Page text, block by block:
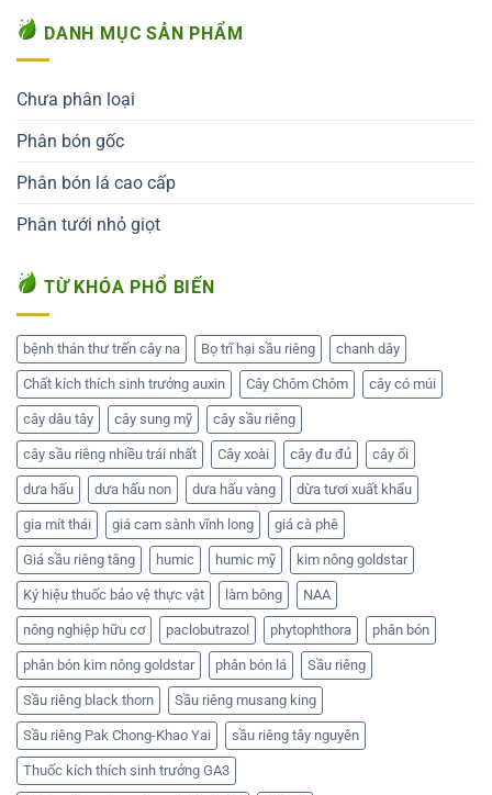
DANH MỤC SẢN PHẨM
Chưa phân loại
Phân bón gốc
Phân bón lá cao cấp
Phân tưới nhỏ giọt
TỪ KHÓA PHỔ BIẾN
bệnh thán thư trến cây na Bọ trĩ hại sầu riêng chanh dây
Chất kích thích sinh trưởng auxin Cây Chôm Chôm cây có múi
cây dâu tây cây sung mỹ cây sầu riêng
cây sầu riêng nhiều trái nhất Cây xoài cây đu đủ cây ổi
dưa hấu dưa hấu non dưa hấu vàng dừa tươi xuất khẩu
gia mít thái giá cam sành vĩnh long giá cà phê
Giá sầu riêng tăng humic humic mỹ kim nông goldstar
Ký hiệu thuốc bảo vệ thực vật làm bông NAA
nông nghiệp hữu cơ paclobutrazol phytophthora phân bón
phân bón kim nông goldstar phân bón lá Sầu riêng
Sầu riêng black thorn Sầu riêng musang king
Sầu riêng Pak Chong-Khao Yai sầu riêng tây nguyên
Thuốc kích thích sinh trưởng GA3